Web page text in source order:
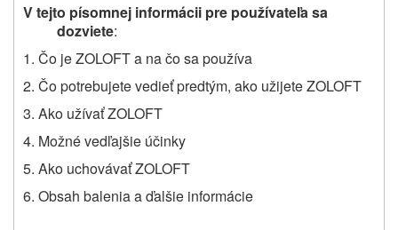
V tejto písomnej informácii pre používateľa sa
dozviete:
1. Čo je ZOLOFT a na čo sa používa
2. Čo potrebujete vedieť predtým, ako užijete ZOLOFT
3. Ako užívať ZOLOFT
4. Možné vedľajšie účinky
5. Ako uchovávať ZOLOFT
6. Obsah balenia a ďalšie informácie